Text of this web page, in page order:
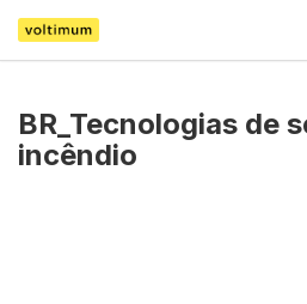
BR_Tecnologias de
incêndio